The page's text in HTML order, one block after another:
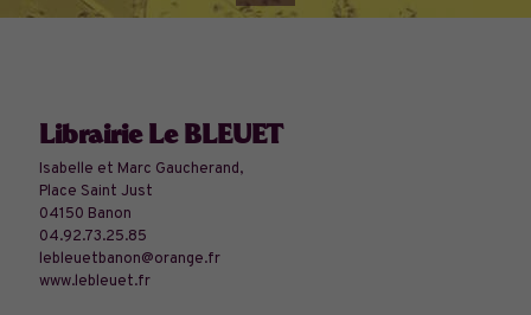
Librairie Le BLEUET
Isabelle et Marc Gaucherand,
Place Saint Just
04150 Banon
04.92.73.25.85
lebleuetbanon@orange.fr
www.lebleuet.fr